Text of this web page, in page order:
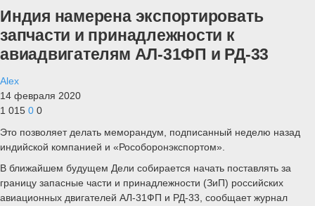
Индия намерена экспортировать
запчасти и принадлежности к
авиадвигателям АЛ-31ФП и РД-33
Alex
14 февраля 2020
1 015 0 0
Это позволяет делать меморандум, подписанный неделю назад
индийской компанией и «Рособоронэкспортом».
В ближайшем будущем Дели собирается начать поставлять за
границу запасные части и принадлежности (ЗиП) российских
авиационных двигателей АЛ-31ФП и РД-33, сообщает журнал